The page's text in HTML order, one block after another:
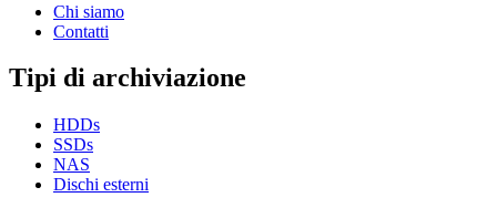
Chi siamo
Contatti
Tipi di archiviazione
HDDs
SSDs
NAS
Dischi esterni